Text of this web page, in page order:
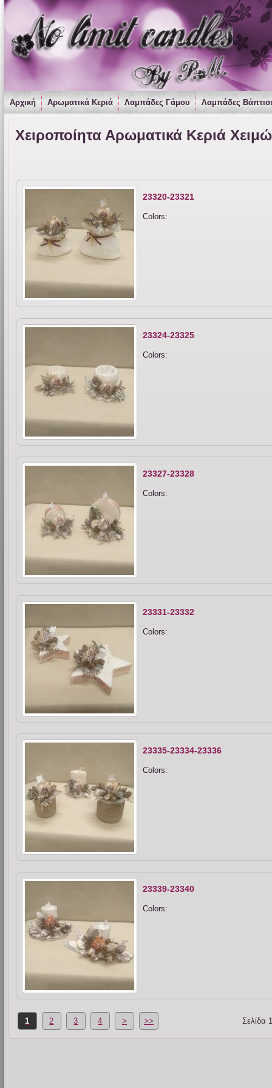
Αρχική Αρωματικά Κεριά Λαμπάδες Γάμου Λαμπάδες
Χειροποίητα Αρωματικά Κεριά
23320-23321
Colors:
23324-23325
Colors:
23327-23328
Colors:
23331-23332
Colors:
23335-23334-23336
Colors:
23339-23340
Colors:
1 2 3 4 > >> Σελίδα